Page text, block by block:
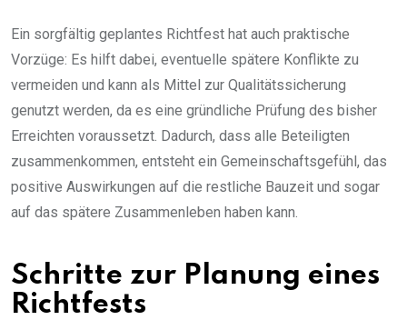
Ein sorgfältig geplantes Richtfest hat auch praktische
Vorzüge: Es hilft dabei, eventuelle spätere Konflikte zu
vermeiden und kann als Mittel zur Qualitätssicherung
genutzt werden, da es eine gründliche Prüfung des bisher
Erreichten voraussetzt. Dadurch, dass alle Beteiligten
zusammenkommen, entsteht ein Gemeinschaftsgefühl, das
positive Auswirkungen auf die restliche Bauzeit und sogar
auf das spätere Zusammenleben haben kann.
Schritte zur Planung eines
Richtfests